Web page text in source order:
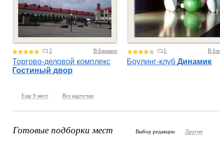
В блокнот
2
Торгово-деловой комплекс
Гостиный двор
В
1
Боулинг-клубДинамик
Еще 9 мест Все карточки
Готовые подборки мест Выбор редакции Другие